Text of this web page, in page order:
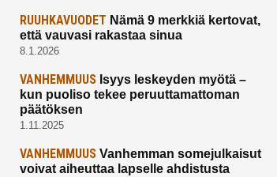
RUUHKAVUODET Nämä 9 merkkiä kertovat,
että vauvasi rakastaa sinua
8.1.2026
VANHEMMUUS Isyys leskeyden myötä –
kun puoliso tekee peruuttamattoman
päätöksen
1.11.2025
VANHEMMUUS Vanhemman somejulkaisut
voivat aiheuttaa lapselle ahdistusta